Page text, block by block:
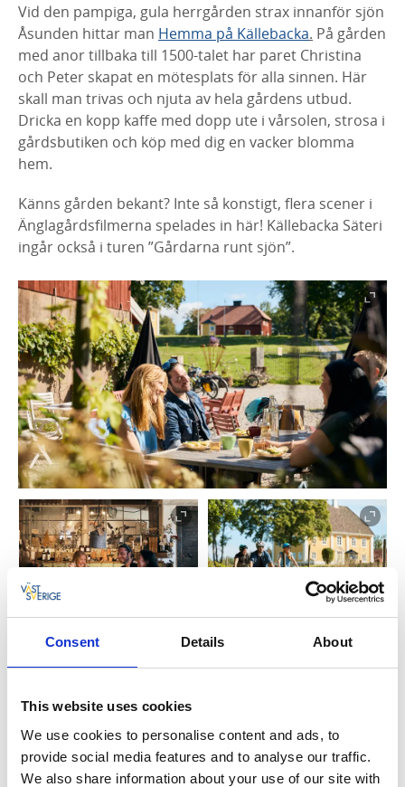
Consent Details About
This website uses cookies
We use cookies to personalise content and ads, to
provide social media features and to analyse our traffic.
We also share information about your use of our site with
Vid den pampiga, gula herrgården strax innanför sjön
Åsunden hittar man Hemma på Källebacka. På gården
med anor tillbaka till 1500-talet har paret Christina
och Peter skapat en mötesplats för alla sinnen. Här
skall man trivas och njuta av hela gårdens utbud.
Dricka en kopp kaffe med dopp ute i vårsolen, strosa i
gårdsbutiken och köp med dig en vacker blomma
hem.
Känns gården bekant? Inte så konstigt, flera scener i
Änglagårdsfilmerna spelades in här! Källebacka Säteri
ingår också i turen ”Gårdarna runt sjön”.
Vings Kvarn
Här har du en plats som tar dig tillbaka i tiden, till när
nyttjade Viskans porlande vatten för att driva runt de
stora kvarnhjulen. Sedermera slutade hjulen att